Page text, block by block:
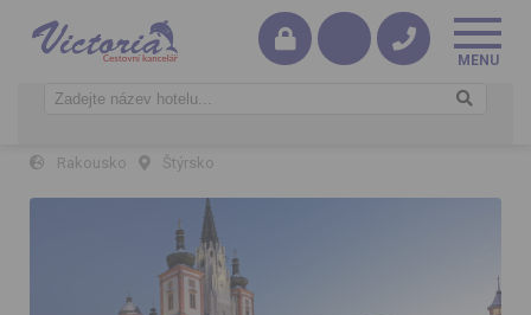
Rakousko Štýrsko
Adventní Mariazell s čertím rejem